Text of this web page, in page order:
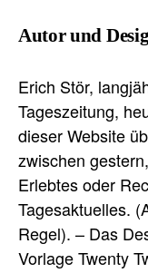
Autor und
Erich Stör,
Tageszeitung,
dieser Website
zwischen
Erlebtes oder
Tagesaktuelles.
Regel). – Das
Vorlage Twenty